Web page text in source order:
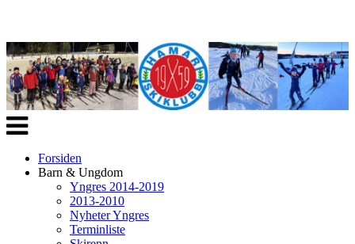
Veksle
navigasjon
Forsiden
Barn & Ungdom
Yngres 2014-2019
2013-2010
Nyheter Yngres
Terminliste